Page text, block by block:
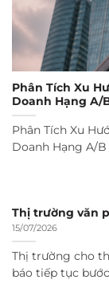
Phân Tích Xu
Doanh Hạng A/
Phân Tích Xu
Doanh Hạng A/B
Thị trường văn
15/07/2026
Thị trường cho
báo tiếp tục